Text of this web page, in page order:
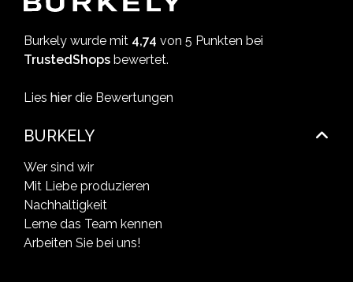
Burkely wurde mit 4,74 von 5 Punkten bei
TrustedShops bewertet.
Lies hierdie Bewertungen
BURKELY
Wer sind wir
Mit Liebe produzieren
Nachhaltigkeit
Lerne das Team kennen
Arbeiten Sie bei uns!